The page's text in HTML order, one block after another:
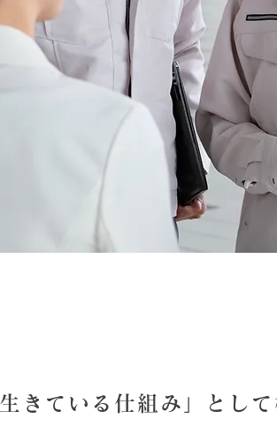
きている仕組み」として